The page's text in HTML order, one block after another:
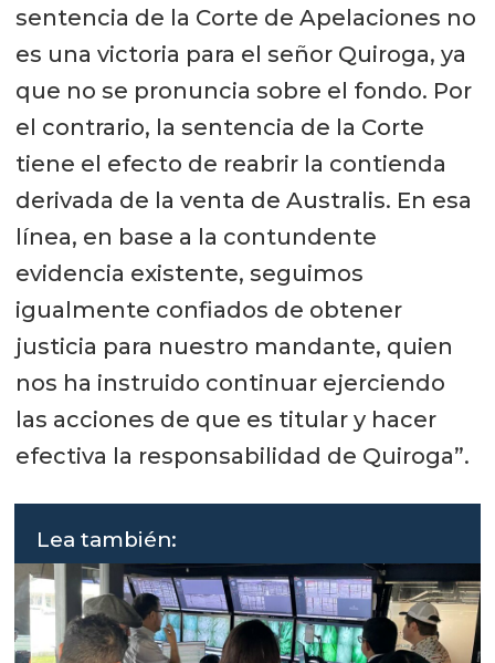
sentencia de la Corte de Apelaciones no
es una victoria para el señor Quiroga, ya
que no se pronuncia sobre el fondo. Por
el contrario, la sentencia de la Corte
tiene el efecto de reabrir la contienda
derivada de la venta de Australis. En esa
línea, en base a la contundente
evidencia existente, seguimos
igualmente confiados de obtener
justicia para nuestro mandante, quien
nos ha instruido continuar ejerciendo
las acciones de que es titular y hacer
efectiva la responsabilidad de Quiroga”.
Lea también: